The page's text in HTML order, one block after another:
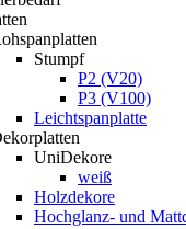
Stumpf
P2 (V20)
P3 (V100)
Leichtspanplatte
UniDekore
weiß
Holzdekore
Hochglanz- und